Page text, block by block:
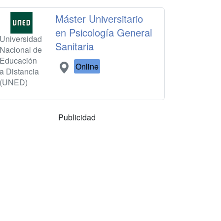
Universidad
Nacional de
Educación
a Distancia
(UNED)
Máster Universitario
en Psicología General
Sanitaria
Online
Publicidad